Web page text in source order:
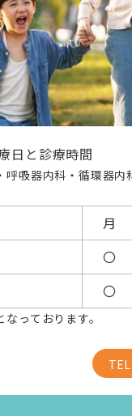
日と診療時間
呼吸器内科・循環器
月
〇
〇
っております。